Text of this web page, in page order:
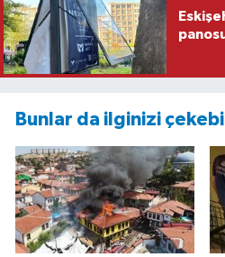
Bunlar da ilginizi